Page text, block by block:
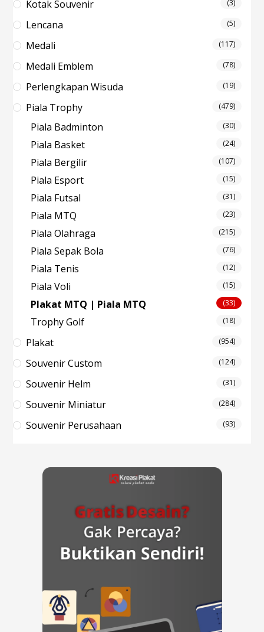
Kotak Souvenir (3)
Lencana (5)
Medali (117)
Medali Emblem (78)
Perlengkapan Wisuda (19)
Piala Trophy (479)
Piala Badminton (30)
Piala Basket (24)
Piala Bergilir (107)
Piala Esport (15)
Piala Futsal (31)
Piala MTQ (23)
Piala Olahraga (215)
Piala Sepak Bola (76)
Piala Tenis (12)
Piala Voli (15)
Plakat MTQ | Piala MTQ (33)
Trophy Golf (18)
Plakat (954)
Souvenir Custom (124)
Souvenir Helm (31)
Souvenir Miniatur (284)
Souvenir Perusahaan (93)